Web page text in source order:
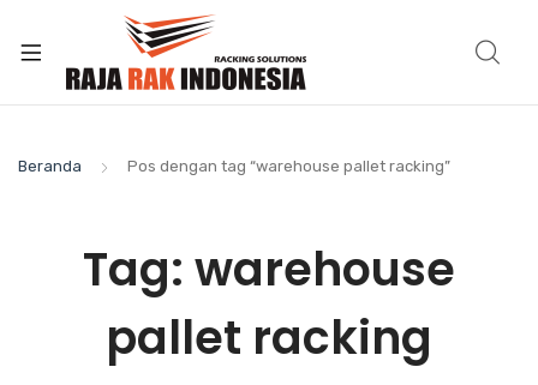
Beranda Pos dengan tag “warehouse pallet racking”
Tag: warehouse
pallet racking